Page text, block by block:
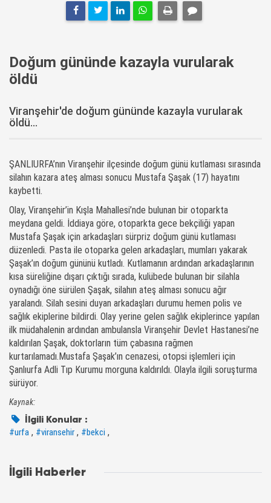
Doğum gününde kazayla vurularak
öldü
Viranşehir'de doğum gününde kazayla vurularak
öldü...
ŞANLIURFA’nın Viranşehir ilçesinde doğum günü kutlaması sırasında
silahın kazara ateş alması sonucu Mustafa Şaşak (17) hayatını
kaybetti.
Olay, Viranşehir’in Kışla Mahallesi’nde bulunan bir otoparkta
meydana geldi. İddiaya göre, otoparkta gece bekçiliği yapan
Mustafa Şaşak için arkadaşları sürpriz doğum günü kutlaması
düzenledi. Pasta ile otoparka gelen arkadaşları, mumları yakarak
Şaşak’ın doğum gününü kutladı. Kutlamanın ardından arkadaşlarının
kısa süreliğine dışarı çıktığı sırada, kulübede bulunan bir silahla
oynadığı öne sürülen Şaşak, silahın ateş alması sonucu ağır
yaralandı. Silah sesini duyan arkadaşları durumu hemen polis ve
sağlık ekiplerine bildirdi. Olay yerine gelen sağlık ekiplerince yapılan
ilk müdahalenin ardından ambulansla Viranşehir Devlet Hastanesi’ne
kaldırılan Şaşak, doktorların tüm çabasına rağmen
kurtarılamadı.Mustafa Şaşak’ın cenazesi, otopsi işlemleri için
Şanlıurfa Adli Tıp Kurumu morguna kaldırıldı. Olayla ilgili soruşturma
sürüyor.
Kaynak:
İlgili Konular :
#urfa , #viransehir , #bekci ,
İlgili Haberler